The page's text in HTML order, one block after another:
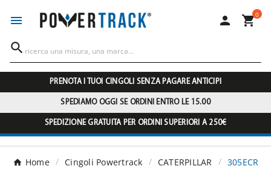
  0

PRENOTA I TUOI CINGOLI SENZA PAGARE ANTICIPI
SPEDIAMO OGGI SE ORDINI ENTRO LE 15.00
SPEDIZIONE GRATUITA PER ORDINI SUPERIORI A 250€
Home Cingoli Powertrack CATERPILLAR 305ECR